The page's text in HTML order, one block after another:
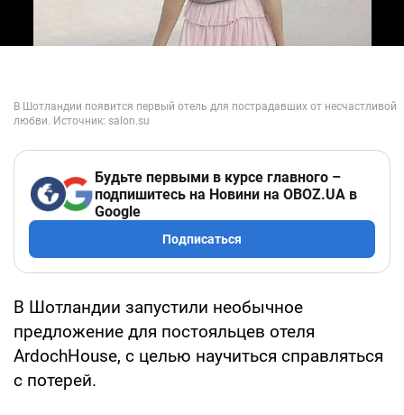
Будьте первыми в курсе главного –
подпишитесь на Новини на OBOZ.UA в
Google
Подписаться
В Шотландии запустили необычное
предложение для постояльцев отеля
ArdochHouse, с целью научиться справляться
с потерей.